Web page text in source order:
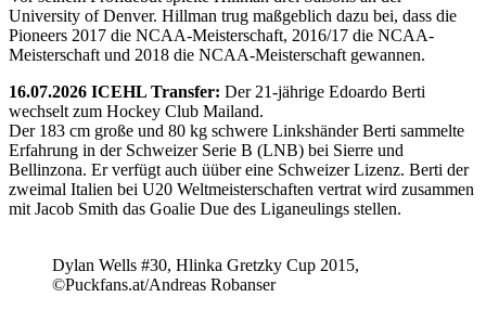
University of Denver. Hillman trug maßgeblich dazu bei, dass die
Pioneers 2017 die NCAA-Meisterschaft, 2016/17 die NCAA-
Meisterschaft und 2018 die NCAA-Meisterschaft gewannen.
16.07.2026 ICEHL Transfer: Der 21-jährige Edoardo Berti
wechselt zum Hockey Club Mailand.
Der 183 cm große und 80 kg schwere Linkshänder Berti sammelte
Erfahrung in der Schweizer Serie B (LNB) bei Sierre und
Bellinzona. Er verfügt auch üüber eine Schweizer Lizenz. Berti der
zweimal Italien bei U20 Weltmeisterschaften vertrat wird zusammen
mit Jacob Smith das Goalie Due des Liganeulings stellen.
Dylan Wells #30, Hlinka Gretzky Cup 2015,
©Puckfans.at/Andreas Robanser